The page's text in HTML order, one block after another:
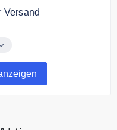
festgelegten
Versand
ab 24,95€